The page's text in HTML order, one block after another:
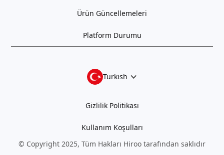
Ürün Güncellemeleri
Platform Durumu
Turkish
Gizlilik Politikası
Kullanım Koşulları
© Copyright 2025, Tüm Hakları Hiroo tarafından saklıdır